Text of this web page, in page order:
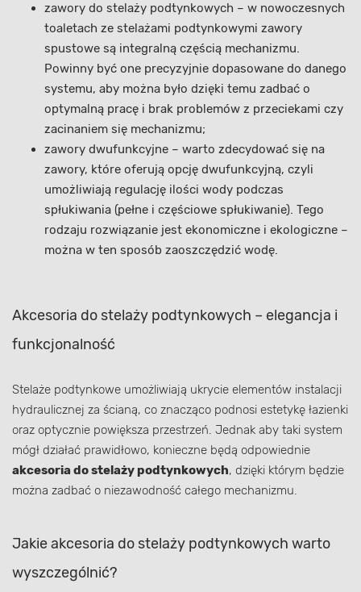
zawory do stelaży podtynkowych – w nowoczesnych
toaletach ze stelażami podtynkowymi zawory
spustowe są integralną częścią mechanizmu.
Powinny być one precyzyjnie dopasowane do danego
systemu, aby można było dzięki temu zadbać o
optymalną pracę i brak problemów z przeciekami czy
zacinaniem się mechanizmu;
zawory dwufunkcyjne – warto zdecydować się na
zawory, które oferują opcję dwufunkcyjną, czyli
umożliwiają regulację ilości wody podczas
spłukiwania (pełne i częściowe spłukiwanie). Tego
rodzaju rozwiązanie jest ekonomiczne i ekologiczne –
można w ten sposób zaoszczędzić wodę.
Akcesoria do stelaży podtynkowych – elegancja i
funkcjonalność
Stelaże podtynkowe umożliwiają ukrycie elementów instalacji
hydraulicznej za ścianą, co znacząco podnosi estetykę łazienki
oraz optycznie powiększa przestrzeń. Jednak aby taki system
mógł działać prawidłowo, konieczne będą odpowiednie
akcesoria do stelaży podtynkowych, dzięki którym będzie
można zadbać o niezawodność całego mechanizmu.
Jakie akcesoria do stelaży podtynkowych warto
wyszczególnić?